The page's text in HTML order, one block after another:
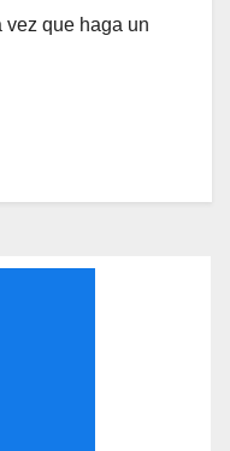
vez que haga un